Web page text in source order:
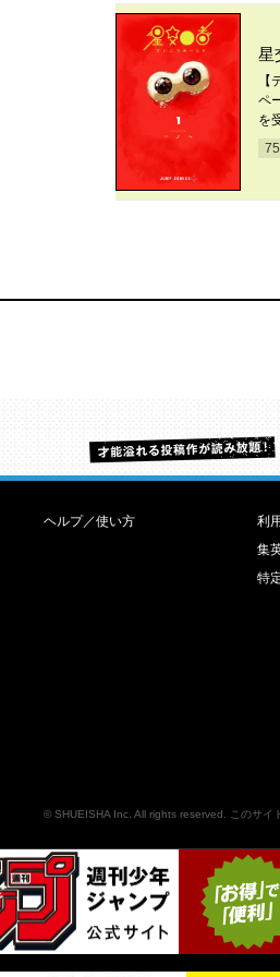
星
ペ
を
才能溢れる投
ヘルプ／使い方
利
集
特
© SHUEISHA Inc . All rights reserved. このサイ